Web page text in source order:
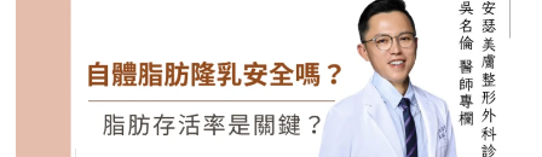
就像建築物的「鋼筋水泥」，負責撐起皮膚的厚度與體積；然而，讓肌膚在
做表情後能迅速回彈、維持組織張力的關鍵，其實是彈力蛋白。彈力蛋白就
像支撐鋼筋的「橡皮筋」，不幸的是，人體在青春期過後，彈力蛋白的合成
速度就會大幅下降。當彈力蛋白流失，肌膚就會像失去彈性的鬆緊帶，出現
細紋、毛孔粗大、甚至是難以處理的「鬆弛型下垂」。傳統玻尿酸屬於「填
充型」，主要目的是增加體積（Volumizing），如果過度施打，容易造成
面部僵硬或「醫美臉」。而 Profhilo 逆時針的誕生，是為了從細胞底層進
行「修復與重塑」，讓皮膚自己找回年輕時的彈性。二、 Profhilo 逆時針
的科學核心：NAHYCO™ 專利技術Profhilo逆時針來自瑞士著名的 IBSA 製